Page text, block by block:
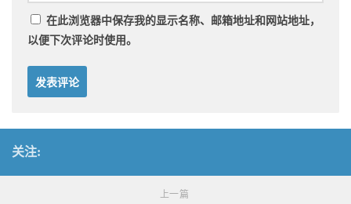
在此浏览器中保存我的显示名称、邮箱地址和网站地址，
以便下次评论时使用。
关注:
上一篇